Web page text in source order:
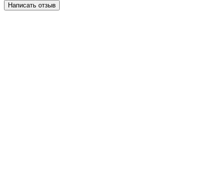
Написать отзыв